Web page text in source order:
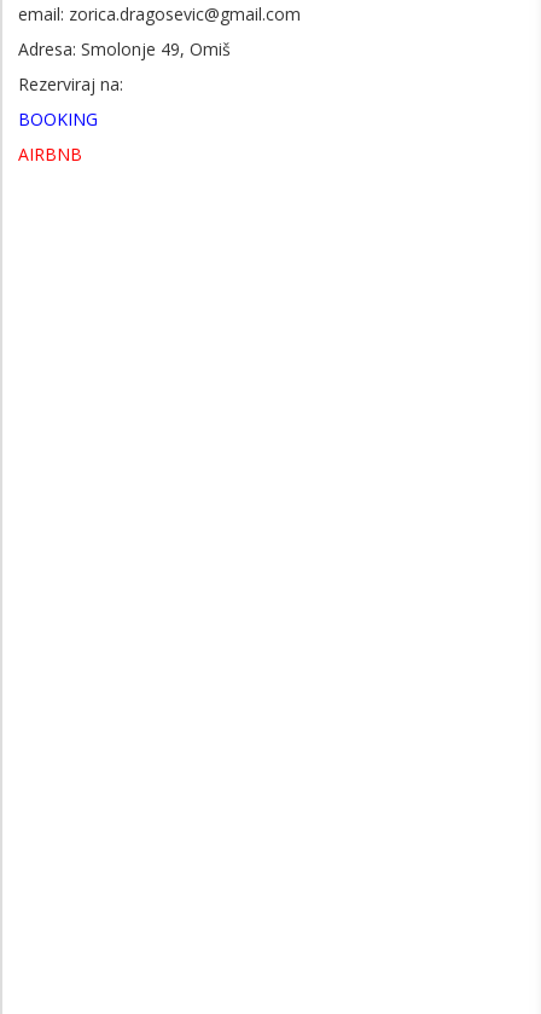
email: zorica.dragosevic@gmail.com
Adresa: Smolonje 49, Omiš
Rezerviraj na:
BOOKING
AIRBNB